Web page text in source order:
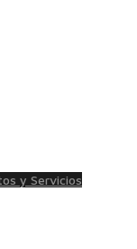
y Servicios